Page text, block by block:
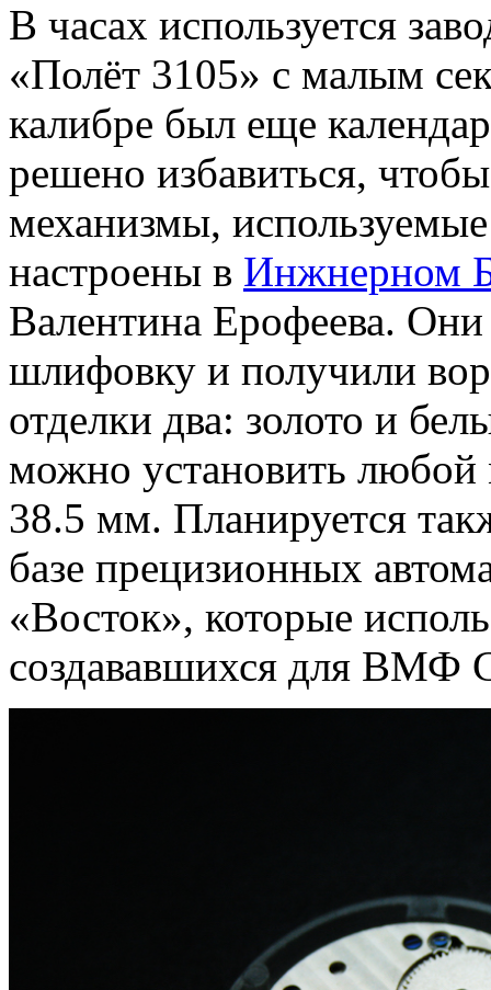
В часах используется
«Полёт 3105» с малым
калибре был еще
решено избавиться,
механизмы,
настроены в Инжнерном
Валентина Ерофеева.
шлифовку и получили
отделки два: золото и
можно установить любой
38.5 мм. Планируется
базе прецизионных
«Восток», которые
создававшихся для ВМФ